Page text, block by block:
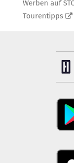
Werben auf
Tourentipps